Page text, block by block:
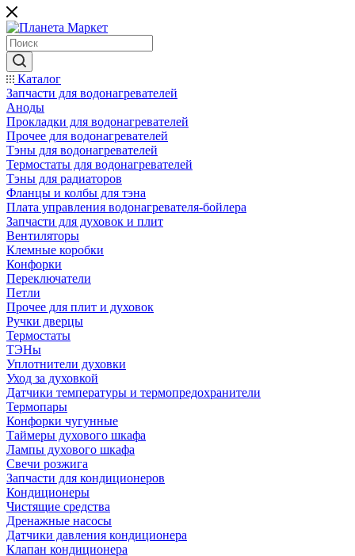
Каталог
Запчасти для водонагревателей
Аноды
Прокладки для водонагревателей
Прочее для водонагревателей
Тэны для водонагревателей
Термостаты для водонагревателей
Тэны для радиаторов
Фланцы и колбы для тэна
Плата управления водонагревателя-бойлера
Запчасти для духовок и плит
Вентиляторы
Клемные коробки
Конфорки
Переключатели
Петли
Прочее для плит и духовок
Ручки дверцы
Термостаты
ТЭНы
Уплотнители духовки
Уход за духовкой
Датчики температуры и термопредохранители
Термопары
Конфорки чугунные
Таймеры духового шкафа
Лампы духового шкафа
Свечи розжига
Запчасти для кондиционеров
Кондиционеры
Чистящие средства
Дренажные насосы
Датчики давления кондиционера
Клапан кондиционера